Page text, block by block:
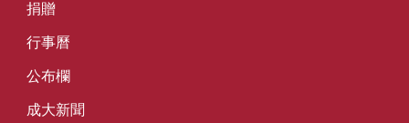
捐贈
行事曆
公布欄
成大新聞